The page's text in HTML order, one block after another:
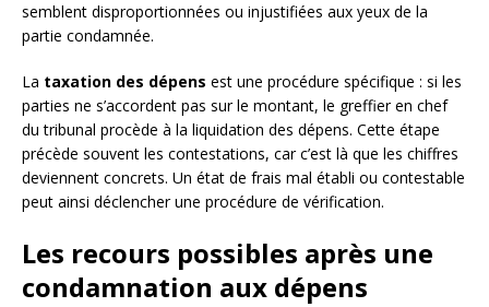
semblent disproportionnées ou injustifiées aux yeux de la
partie condamnée.
La taxation des dépens est une procédure spécifique : si les
parties ne s’accordent pas sur le montant, le greffier en chef
du tribunal procède à la liquidation des dépens. Cette étape
précède souvent les contestations, car c’est là que les chiffres
deviennent concrets. Un état de frais mal établi ou contestable
peut ainsi déclencher une procédure de vérification.
Les recours possibles après une
condamnation aux dépens